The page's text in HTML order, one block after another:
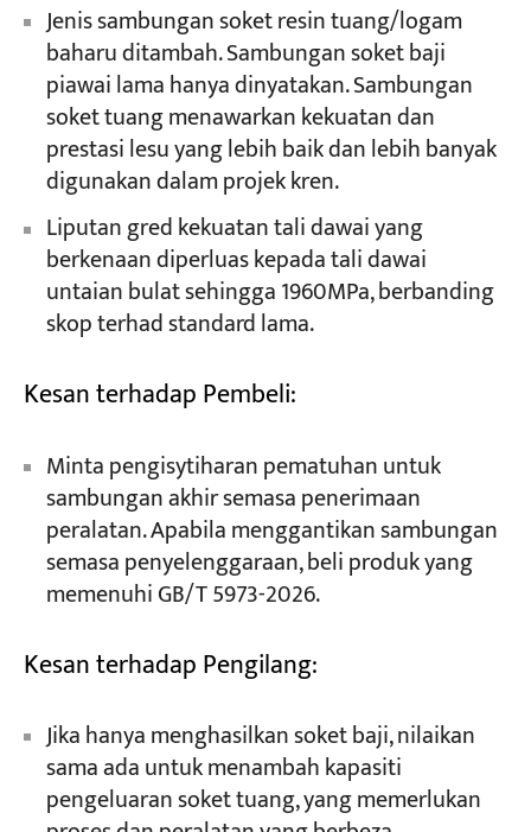
Jenis sambungan soket resin tuang/logam
baharu ditambah. Sambungan soket baji
piawai lama hanya dinyatakan. Sambungan
soket tuang menawarkan kekuatan dan
prestasi lesu yang lebih baik dan lebih banyak
digunakan dalam projek kren.
Liputan gred kekuatan tali dawai yang
berkenaan diperluas kepada tali dawai
untaian bulat sehingga 1960MPa, berbanding
skop terhad standard lama.
Kesan terhadap Pembeli:
Minta pengisytiharan pematuhan untuk
sambungan akhir semasa penerimaan
peralatan. Apabila menggantikan sambungan
semasa penyelenggaraan, beli produk yang
memenuhi GB/T 5973-2026.
Kesan terhadap Pengilang:
Jika hanya menghasilkan soket baji, nilaikan
sama ada untuk menambah kapasiti
pengeluaran soket tuang, yang memerlukan